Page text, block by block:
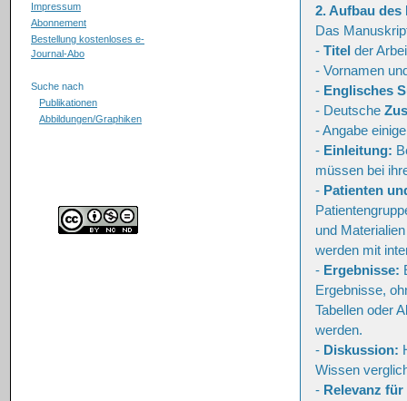
Impressum
Abonnement
Bestellung kostenloses e-
Journal-Abo
Suche nach
Publikationen
Abbildungen/Graphiken
2. Aufbau
Das
- Titel der
- Vornamen
- Englisches
- Deutsche
- Angabe
- Einleitung:
müssen bei
- Patienten
und
werden mit
- Ergebnisse:
Ergebnisse,
Tabellen oder
werden.
- Diskussion:
Wissen
- Relevanz